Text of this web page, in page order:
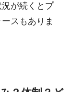
が続くとプ
スもありま